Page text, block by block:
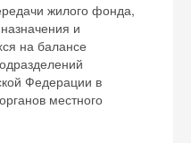
жилого фонда,
и
на балансе
Федерации в
местного